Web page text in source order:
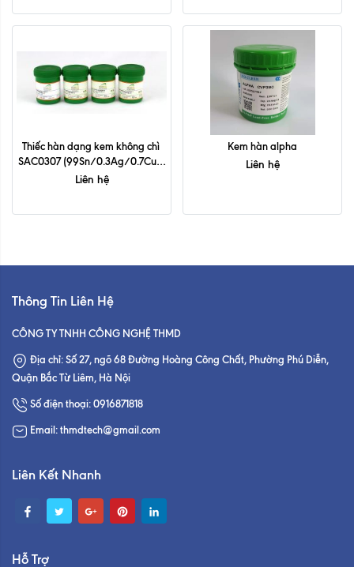
Thiếc hàn dạng kem không chì
SAC0307 (99Sn/0.3Ag/0.7Cu)-
Solderindo
Liên hệ
Kem hàn alpha
Liên hệ
Thông Tin Liên Hệ
CÔNG TY TNHH CÔNG NGHỆ THMD
Địa chỉ: Số 27, ngõ 68 Đường Hoàng Công Chất, Phường Phú Diễn,
Quận Bắc Từ Liêm, Hà Nội
Số điện thoại: 0916871818
Email: thmdtech@gmail.com
Liên Kết Nhanh
Hỗ Trợ